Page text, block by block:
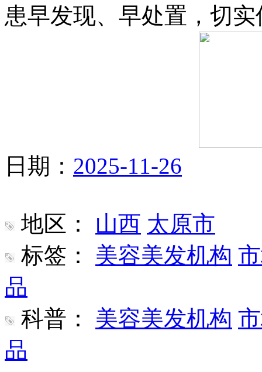
患早发现、早处置，切
日期： 2025-11-26
地区： 山西 太原市
标签：
美容美发机构
品
科普：
美容美发机构
品